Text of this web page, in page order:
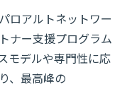
ロアルトネットワー
ナー支援プログラム
モデルや専門性に応
、最高峰の